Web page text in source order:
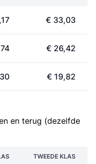
€ 33,03
€ 26,42
€ 19,82
en terug (dezelfde
TWEEDE KLAS